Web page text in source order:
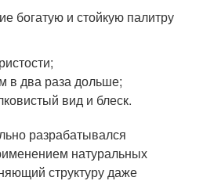
богатую и стойкую палитру
в два раза дольше;
вид и блеск.
разрабатывался
натуральных
структуру даже